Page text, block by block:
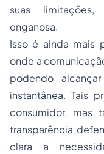
suas
enganosa.
Isso é ainda mais
onde a
podendo
instantânea. Tais
consumidor, mas
transparência
clara a